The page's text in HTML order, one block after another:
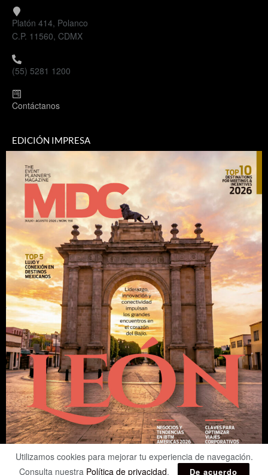
Platón 414, Polanco
C.P. 11560, CDMX
(55) 5281 1200
Contáctanos
EDICIÓN IMPRESA
Utilizamos cookies para mejorar tu experiencia de navegación.
Consulta nuestra Política de privacidad. De acuerdo